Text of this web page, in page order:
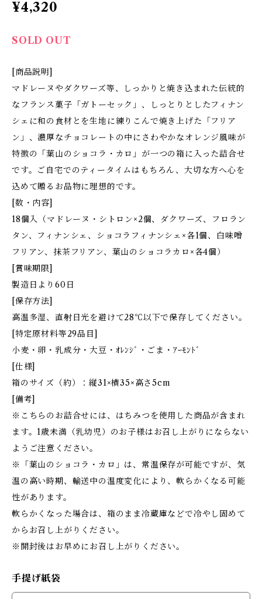
¥4,320
SOLD OUT
[商品説明]
マドレーヌやダクワーズ等、しっかりと焼き込まれた伝統的
なフランス菓子「ガトーセック」、しっとりとしたフィナン
シェに和の食材とを生地に練りこんで焼き上げた「フリア
ン」、濃厚なチョコレートの中にさわやかなオレンジ風味が
特徴の「葉山のショコラ・カロ」が一つの箱に入った詰合せ
です。ご自宅でのティータイムはもちろん、大切な方へ心を
込めて贈るお品物に理想的です。
[数・内容]
18個入（マドレーヌ・シトロン×2個、ダクワーズ、フロラン
タン、フィナンシェ、ショコラフィナンシェ×各1個、白味噌
フリアン、抹茶フリアン、葉山のショコラカロ×各4個）
[賞味期限]
製造日より60日
[保存方法]
高温多湿、直射日光を避けて28℃以下で保存してください。
[特定原材料等29品目]
小麦・卵・乳成分・大豆・ｵﾚﾝｼﾞ・ごま・ｱｰﾓﾝﾄﾞ
[仕様]
箱のサイズ（約）：縦31×横35×高さ5cm
[備考]
※こちらのお詰合せには、はちみつを使用した商品が含まれ
ます。1歳未満（乳幼児）のお子様はお召し上がりにならない
ようご注意ください。
※「葉山のショコラ・カロ」は、常温保存が可能ですが、気
温の高い時期、輸送中の温度変化により、軟らかくなる可能
性があります。
軟らかくなった場合は、箱のまま冷蔵庫などで冷やし固めて
からお召し上がりください。
※開封後はお早めにお召し上がりください。
手提げ紙袋